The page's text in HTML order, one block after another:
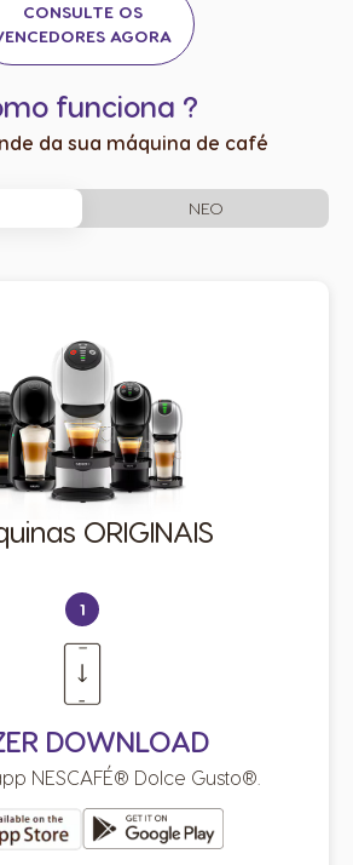
CONSULTE OS
AGORA
funciona ?
da sua máquina de café
NEO
ORIGINAIS
1
DOWNLOAD
NESCAFÉ® Dolce Gusto®.